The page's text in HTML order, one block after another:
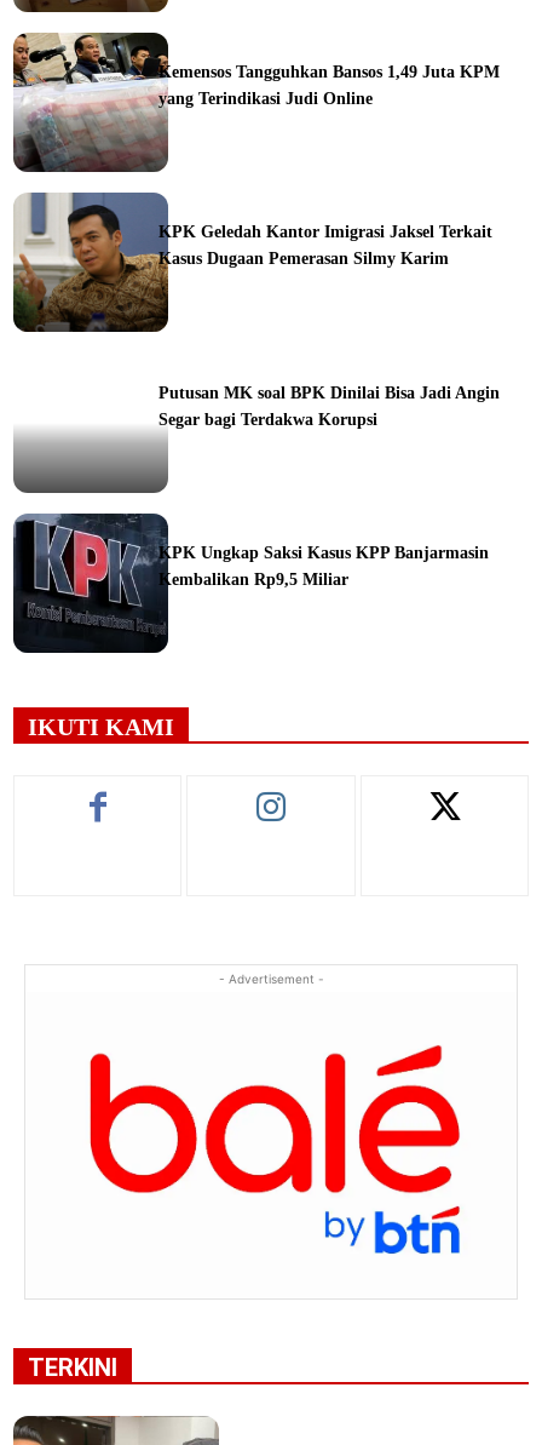
Kemensos Tangguhkan Bansos 1,49 Juta KPM
yang Terindikasi Judi Online
KPK Geledah Kantor Imigrasi Jaksel Terkait
Kasus Dugaan Pemerasan Silmy Karim
Putusan MK soal BPK Dinilai Bisa Jadi Angin
Segar bagi Terdakwa Korupsi
KPK Ungkap Saksi Kasus KPP Banjarmasin
Kembalikan Rp9,5 Miliar
IKUTI KAMI
- Advertisement -
TERKINI